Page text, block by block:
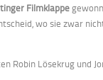
Filmklappe
wo sie zwar
Robin Lösekrug und